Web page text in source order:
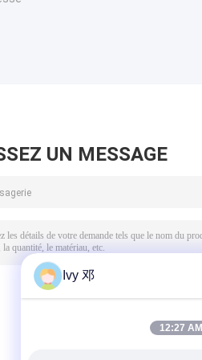
UN MESSAGE
Ivy 邓
12:27 AM